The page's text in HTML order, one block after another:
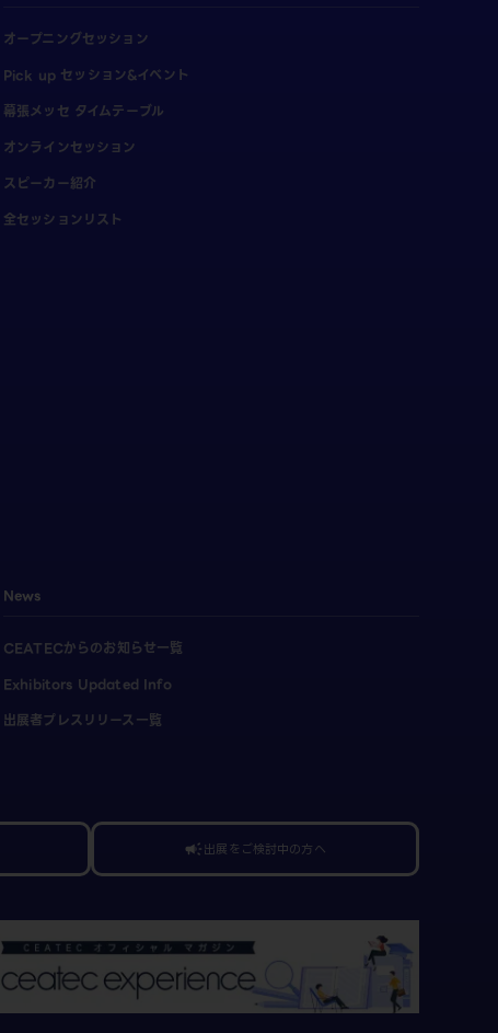
オープニングセッション
Pick up セッション&イベント
幕張メッセ タイムテーブル
オンラインセッション
スピーカー紹介
全セッションリスト
News
CEATECからのお知らせ一覧
Exhibitors Updated Info
出展者プレスリリース一覧
campaign出展をご検討中の方へ